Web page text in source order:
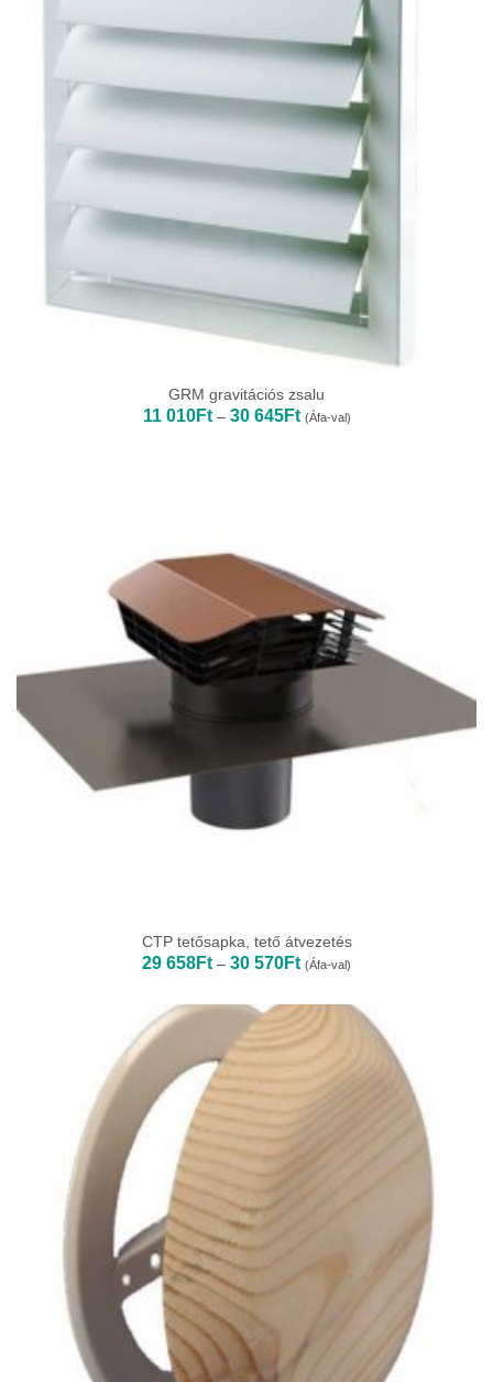
GRM gravitációs zsalu
11 010Ft – 30 645FtÁrtartomány:
11
(Áfa-val)
CTP tetősapka, tető átvezetés
29 658Ft – 30 570FtÁrtartomány:
29
-
30
570Ft
(Áfa-val)